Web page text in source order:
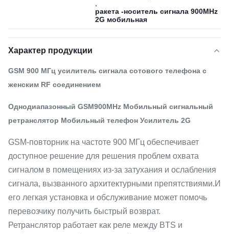
ракета -носитель сигнала 900MHz
2G мобильная
Характер продукции
GSM 900 МГц усилитель сигнала сотового телефона с
женским RF соединением
Однодиапазонный GSM900MHz Мобильный сигнальный
ретранслятор Мобильный телефон Усилитель 2G
GSM-повторник на частоте 900 МГц обеспечивает
доступное решение для решения проблем охвата
сигналом в помещениях из-за затухания и ослабления
сигнала, вызванного архитектурными препятствиями.И
его легкая установка и обслуживание может помочь
перевозчику получить быстрый возврат.
Ретранслятор работает как реле между BTS и